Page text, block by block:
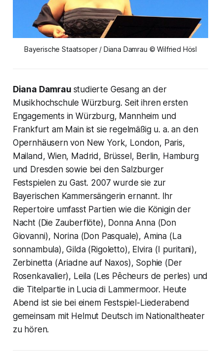
Bayerische Staatsoper / Diana Damrau © Wilfried Hösl
Diana Damrau studierte Gesang an der
Musikhochschule Würzburg. Seit ihren ersten
Engagements in Würzburg, Mannheim und
Frankfurt am Main ist sie regelmäßig u. a. an den
Opernhäusern von New York, London, Paris,
Mailand, Wien, Madrid, Brüssel, Berlin, Hamburg
und Dresden sowie bei den Salzburger
Festspielen zu Gast. 2007 wurde sie zur
Bayerischen Kammersängerin ernannt. Ihr
Repertoire umfasst Partien wie die Königin der
Nacht (Die Zauberflöte), Donna Anna (Don
Giovanni), Norina (Don Pasquale), Amina (La
sonnambula), Gilda (Rigoletto), Elvira (I puritani),
Zerbinetta (Ariadne auf Naxos), Sophie (Der
Rosenkavalier), Leila (Les Pêcheurs de perles) und
die Titelpartie in Lucia di Lammermoor. Heute
Abend ist sie bei einem Festspiel-Liederabend
gemeinsam mit Helmut Deutsch im Nationaltheater
zu hören.